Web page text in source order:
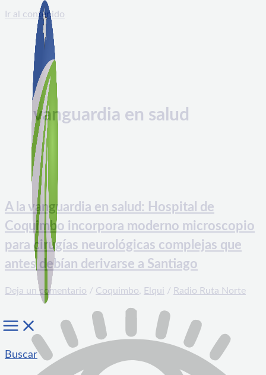
Ir al contenido
Buscar
vanguardia en salud
A la vanguardia en salud: Hospital de
Coquimbo incorpora moderno microscopio
para cirugías neurológicas complejas que
antes debían derivarse a Santiago
Deja un comentario / Coquimbo, Elqui / Radio Ruta Norte